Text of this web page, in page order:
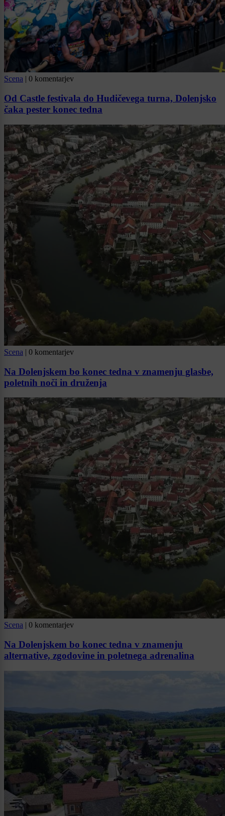
Scena | 0 komentarjev
Od Castle festivala do Hudičevega turna, Dolenjsko
čaka pester konec tedna
Scena | 0 komentarjev
Na Dolenjskem bo konec tedna v znamenju glasbe,
poletnih noči in druženja
Scena | 0 komentarjev
Na Dolenjskem bo konec tedna v znamenju
alternative, zgodovine in poletnega adrenalina